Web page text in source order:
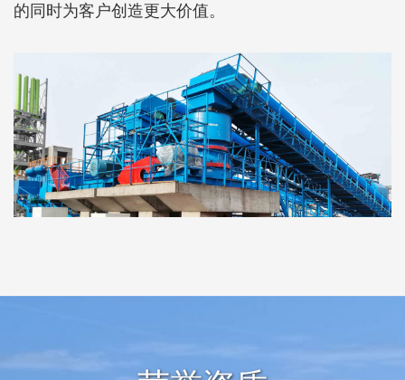
的同时为客户创造更大价值。